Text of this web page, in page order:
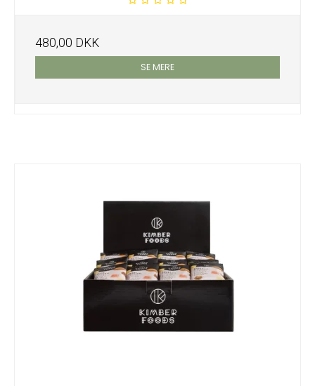
480,00 DKK
SE MERE